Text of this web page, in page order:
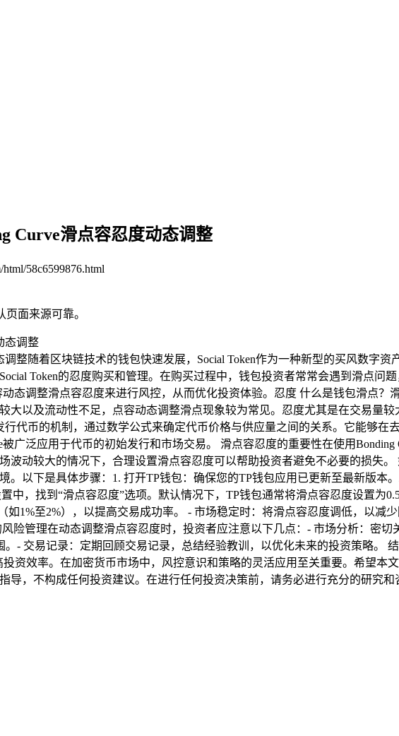
Curve滑点容忍度动态调整
html/58c6599876.html
面来源可靠。
调整随着区块链技术的钱包快速发展，Social Token作为一种新型的买风数字
Token的忍度购买和管理。在购买过程中，钱包投资者常常会遇到滑点问
态调整滑点容忍度来进行风控，从而优化投资体验。忍度 什么是钱包滑点？
大以及流动性不足，点容动态调整滑点现象较为常见。忍度尤其是在交易量
行代币的机制，通过数学公式来确定代币价格与供应量之间的关系。它能够
广泛应用于代币的初始发行和市场交易。 滑点容忍度的重要性在使用Bonding
动较大的情况下，合理设置滑点容忍度可以帮助投资者避免不必要的损失
以下是具体步骤：1. 打开TP钱包：确保您的TP钱包应用已更新至最新版本
中，找到“滑点容忍度”选项。默认情况下，TP钱包通常将滑点容忍度设置为
1%至2%），以提高交易成功率。 - 市场稳定时：将滑点容忍度调低，以减
险管理在动态调整滑点容忍度时，投资者应注意以下几点：- 市场分析：密
- 交易记录：定期回顾交易记录，总结经验教训，以优化未来的投资策略。
资效率。在加密货币市场中，风控意识和策略的灵活应用至关重要。希望本
，不构成任何投资建议。在进行任何投资决策前，请务必进行充分的研究和